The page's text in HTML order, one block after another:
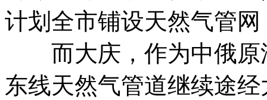
计划全市铺设天然气管
而大庆，作为中俄原
东线天然气管道继续途